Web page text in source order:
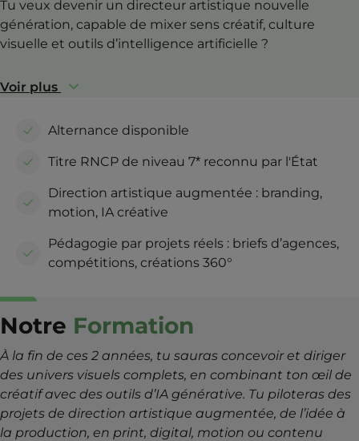
Tu veux devenir un directeur artistique nouvelle
génération, capable de mixer sens créatif, culture
visuelle et outils d’intelligence artificielle ?
Voir plus
Alternance disponible
Titre RNCP de niveau 7* reconnu par l'État
Direction artistique augmentée : branding,
motion, IA créative
Pédagogie par projets réels : briefs d’agences,
compétitions, créations 360°
Notre Formation
À la fin de ces 2 années, tu sauras concevoir et diriger
des univers visuels complets, en combinant ton œil de
créatif avec des outils d’IA générative. Tu piloteras des
projets de direction artistique augmentée, de l’idée à
la production, en print, digital, motion ou contenu